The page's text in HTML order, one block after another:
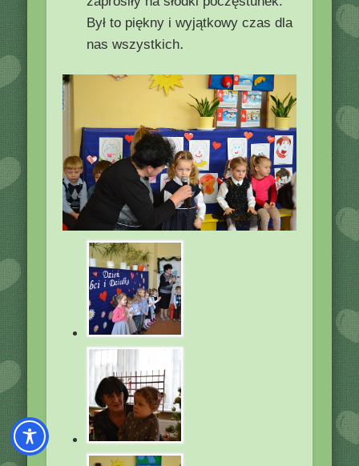
Był to piękny i wyjątkowy czas dla
nas wszystkich.